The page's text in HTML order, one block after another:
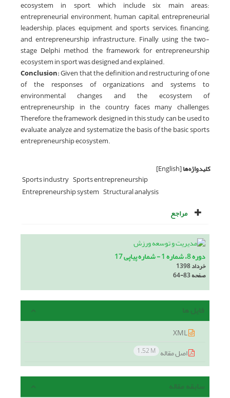
ecosystem in sport, which include six main areas:
entrepreneurial environment; human capital; entrepreneurial
leadership; places, equipment, and sports services; financing;
and, entrepreneurship infrastructure. Finally, using the two-
stage Delphi method, the framework for entrepreneurship
ecosystem in sport was designed and explained.
Conclusion:Given that the definition and restructuring of one
of the responses of organizations and systems to
environmental changes and the ecosystem of
entrepreneurship in the country faces many challenges,
Therefore, the framework designed in this study can be used to
evaluate, analyze and systematize the basis of the basic sports
entrepreneurship ecosystem.
کلیدواژه‌ها[English]
Sports industry Sports entrepreneurship
Entrepreneurship system Structural analysis
مراجع
دوره 8، شماره 1 - شماره پیاپی 17
خرداد 1398
صفحه64-83
فایل ها
اصل مقاله 1.52 M
سابقه مقاله